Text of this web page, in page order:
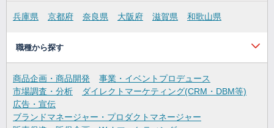
兵庫県 京都府 奈良県 大阪府 滋賀県 和歌山県
職種から探す
商品企画・商品開発
事業・イベントプロデュース
市場調査・分析
ダイレクトマーケティング(CRM・DBM等)
広告・宣伝
ブランドマネージャー・プロダクトマネージャー